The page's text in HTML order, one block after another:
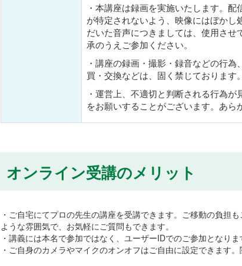
・本講座は録画を実施いたします。
が特定されないよう、映像にはぼか
だいた音声につきましては、使用さ
承のうえご参加ください。
・講座の録画・撮影・録音などの行
買・交換などは、固く禁じております
・運営上、不適切と判断される行為
をお願いすることがございます。あら
オンライン受講のメリット
・ご自宅にてプロの先生の講座を受講できます。ご移動の負担
ような雰囲気で、お気軽にご質問もできます。
・講義には本名で参加ではなく、ユーザーIDでのご参加となりま
・ご自身のカメラやマイクのオンオフはご自由に設定できます。